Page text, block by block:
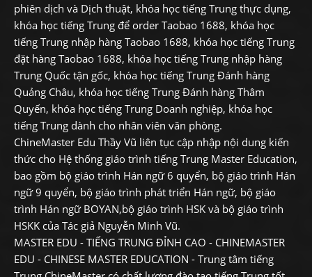
phiên dịch và Dịch thuật, khóa học tiếng Trung thực dụng,
khóa học tiếng Trung để order Taobao 1688, khóa học
tiếng Trung nhập hàng Taobao 1688, khóa học tiếng Trung
đặt hàng Taobao 1688, khóa học tiếng Trung nhập hàng
Trung Quốc tận gốc, khóa học tiếng Trung Đánh hàng
Quảng Châu, khóa học tiếng Trung Đánh hàng Thâm
Quyến, khóa học tiếng Trung Doanh nghiệp, khóa học
tiếng Trung dành cho nhân viên văn phòng.
ChineMaster Edu Thầy Vũ liên tục cập nhập nội dung kiến
thức cho Hệ thống giáo trình tiếng Trung Master Education,
bao gồm bộ giáo trình Hán ngữ 6 quyển, bộ giáo trình Hán
ngữ 9 quyển, bộ giáo trình phát triển Hán ngữ, bộ giáo
trình Hán ngữ BOYAN,bộ giáo trình HSK và bộ giáo trình
HSKK của Tác giả Nguyễn Minh Vũ.
MASTER EDU - TIẾNG TRUNG ĐỈNH CAO - CHINEMASTER
EDU - CHINESE MASTER EDUCATION - Trung tâm tiếng